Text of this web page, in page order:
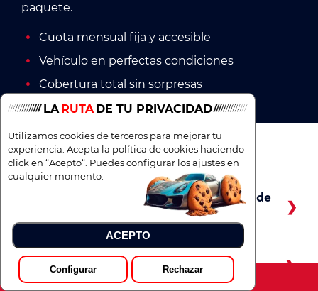
paquete.
Cuota mensual fija y accesible
Vehículo en perfectas condiciones
Cobertura total sin sorpresas
Preguntas frecuentes
¿Cómo funciona el proceso de solicitud de
Mg Zs en renting de ocasión?
¿Qué incluye el renting de Mg Zs de
ocasión?
LA RUTA DE TU PRIVACIDAD
Utilizamos cookies de terceros para mejorar tu
experiencia. Acepta la política de cookies haciendo
click en “Acepto“. Puedes configurar los ajustes en
cualquier momento.
ACEPTO
Configurar Rechazar